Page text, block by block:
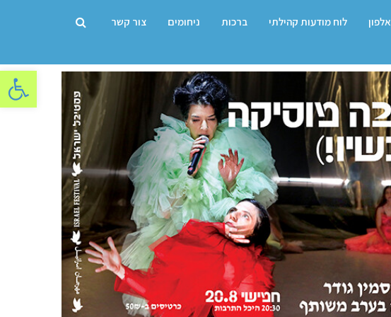
פתח
אלפון לוח מודעות קהילתי ברכות ניחומים צור קשר